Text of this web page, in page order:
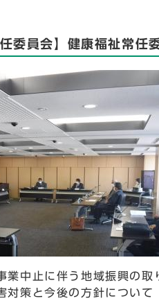
任委員会】健康福祉常任
業中止に伴う地域振興の取
対策と今後の方針について